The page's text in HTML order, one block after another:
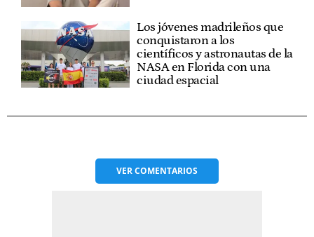
Los jóvenes madrileños que
conquistaron a los
científicos y astronautas de la
NASA en Florida con una
ciudad espacial
VERCOMENTARIOS